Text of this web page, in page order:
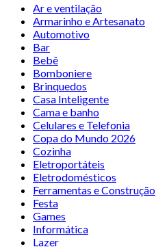
Ar e ventilação
Armarinho e Artesanato
Automotivo
Bar
Bebê
Bomboniere
Brinquedos
Casa Inteligente
Cama e banho
Celulares e Telefonia
Copa do Mundo 2026
Cozinha
Eletroportáteis
Eletrodomésticos
Ferramentas e Construção
Festa
Games
Informática
Lazer